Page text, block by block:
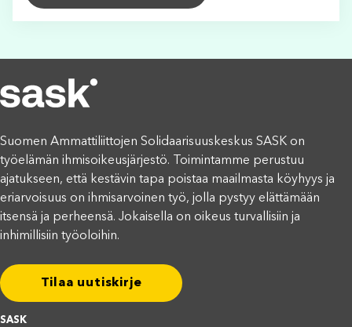
Suomen Ammattiliittojen Solidaarisuuskeskus SASK on
työelämän ihmisoikeusjärjestö. Toimintamme perustuu
ajatukseen, että kestävin tapa poistaa maailmasta köyhyys ja
eriarvoisuus on ihmisarvoinen työ, jolla pystyy elättämään
itsensä ja perheensä. Jokaisella on oikeus turvallisiin ja
inhimillisiin työoloihin.
Tilaa uutiskirje
SASK